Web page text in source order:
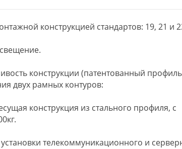
конструкцией стандартов: 19, 21 и
конструкции (патентованный
двух рамных контуров:
конструкция из стального профиля, с
телекоммуникационного и